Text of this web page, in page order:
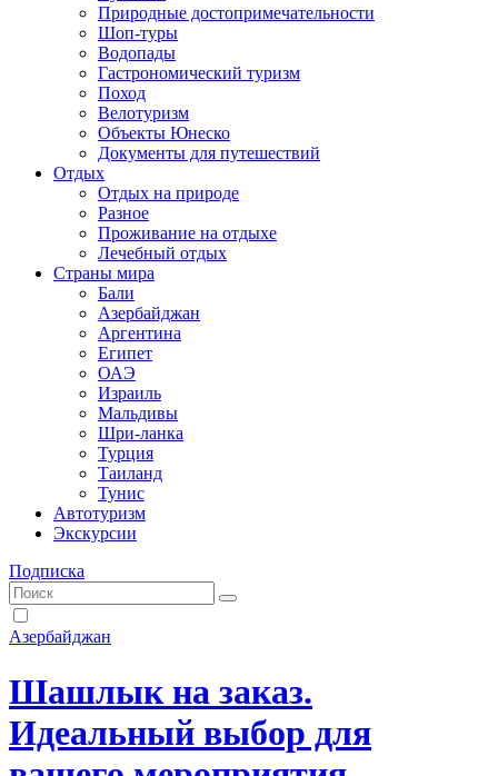
Природные достопримечательности
Шоп-туры
Водопады
Гастрономический туризм
Поход
Велотуризм
Объекты Юнеско
Документы для путешествий
Отдых
Отдых на природе
Разное
Проживание на отдыхе
Лечебный отдых
Страны мира
Бали
Азербайджан
Аргентина
Египет
ОАЭ
Израиль
Мальдивы
Шри-ланка
Турция
Таиланд
Тунис
Автотуризм
Экскурсии
Подписка
Азербайджан
Шашлык на заказ.
Идеальный выбор для